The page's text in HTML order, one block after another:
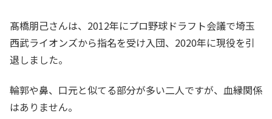
髙橋朋己さんは、2012年にプロ野球ドラフト会議で埼玉
西武ライオンズから指名を受け入団、2020年に現役を引
退しました。
輪郭や鼻、口元と似てる部分が多い二人ですが、血縁関係
はありません。